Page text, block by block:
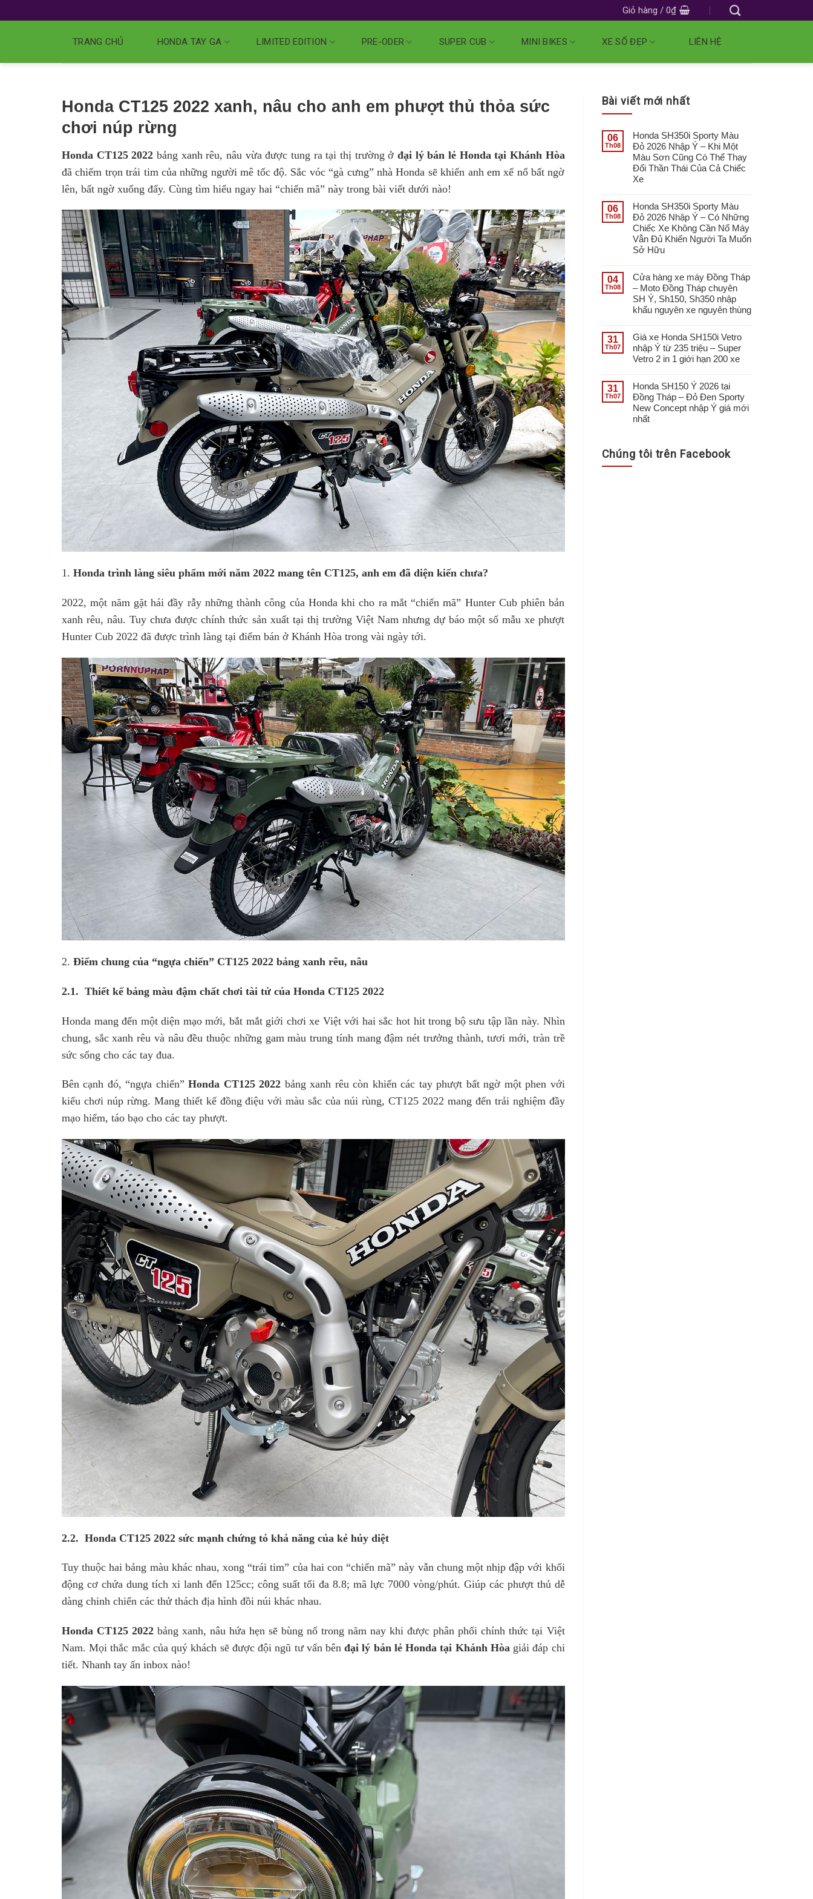
Giỏ hàng / 0₫
TRANG CHỦ HONDA TAY GA LIMITED EDITION PRE-ODER SUPER CUB MINI BIKES XE SỐ ĐẸP LIÊN HỆ
Honda CT125 2022 xanh, nâu cho anh em phượt thủ thỏa sức
chơi núp rừng
Honda CT125 2022 bảng xanh rêu, nâu vừa được tung ra tại thị trường ở đại lý bán lẻ Honda tại Khánh Hòa
đã chiếm trọn trái tim của những người mê tốc độ. Sắc vóc “gà cưng” nhà Honda sẽ khiến anh em xế nổ bất ngờ
lên, bất ngờ xuống đấy. Cùng tìm hiểu ngay hai “chiến mã” này trong bài viết dưới nào!
1. Honda trình làng siêu phẩm mới năm 2022 mang tên CT125, anh em đã diện kiến chưa?
2022, một năm gặt hái đầy rẫy những thành công của Honda khi cho ra mắt “chiến mã” Hunter Cub phiên bản
xanh rêu, nâu. Tuy chưa được chính thức sản xuất tại thị trường Việt Nam nhưng dự báo một số mẫu xe phượt
Hunter Cub 2022 đã được trình làng tại điểm bán ở Khánh Hòa trong vài ngày tới.
2. Điểm chung của “ngựa chiến” CT125 2022 bảng xanh rêu, nâu
2.1. Thiết kế bảng màu đậm chất chơi tài tử của Honda CT125 2022
Honda mang đến một diện mạo mới, bắt mắt giới chơi xe Việt với hai sắc hot hit trong bộ sưu tập lần này. Nhìn
chung, sắc xanh rêu và nâu đều thuộc những gam màu trung tính mang đậm nét trưởng thành, tươi mới, tràn trề
sức sống cho các tay đua.
Bên cạnh đó, “ngựa chiến”Honda CT125 2022 bảng xanh rêu còn khiến các tay phượt bất ngờ một phen với
kiểu chơi núp rừng. Mang thiết kế đồng điệu với màu sắc của núi rùng, CT125 2022 mang đến trải nghiệm đầy
mạo hiểm, táo bạo cho các tay phượt.
2.2. Honda CT125 2022 sức mạnh chứng tỏ khả năng của kẻ hủy diệt
Tuy thuộc hai bảng màu khác nhau, xong “trái tim” của hai con “chiến mã” này vẫn chung một nhịp đập với khối
động cơ chứa dung tích xi lanh đến 125cc; công suất tối đa 8.8; mã lực 7000 vòng/phút. Giúp các phượt thủ dễ
dàng chinh chiến các thử thách địa hình đồi núi khác nhau.
Honda CT125 2022 bảng xanh, nâu hứa hẹn sẽ bùng nổ trong năm nay khi được phân phối chính thức tại Việt
Nam. Mọi thắc mắc của quý khách sẽ được đội ngũ tư vấn bênđại lý bán lẻ Honda tại Khánh Hòagiải đáp chi
tiết. Nhanh tay ấn inbox nào!
Bài viết mới nhất
06
Th08
Honda SH350i Sporty Màu
Đỏ 2026 Nhập Ý – Khi Một
Màu Sơn Cũng Có Thể Thay
Đổi Thần Thái Của Cả Chiếc
Xe
06
Th08
Honda SH350i Sporty Màu
Đỏ 2026 Nhập Ý – Có Những
Chiếc Xe Không Cần Nổ Máy
Vẫn Đủ Khiến Người Ta Muốn
Sở Hữu
04
Th08
Cửa hàng xe máy Đồng Tháp
– Moto Đồng Tháp chuyên
SH Ý, Sh150, Sh350 nhập
khẩu nguyên xe nguyên thùng
31
Th07
Giá xe Honda SH150i Vetro
nhập Ý từ 235 triệu – Super
Vetro 2 in 1 giới hạn 200 xe
31
Th07
Honda SH150 Ý 2026 tại
Đồng Tháp – Đỏ Đen Sporty
New Concept nhập Ý giá mới
nhất
Chúng tôi trên Facebook